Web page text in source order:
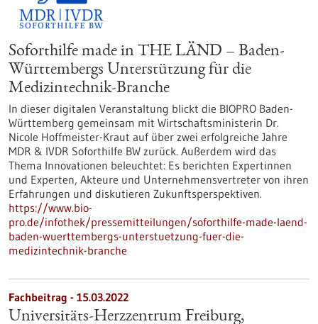
Soforthilfe made in THE LÄND – Baden-
Württembergs Unterstützung für die
Medizintechnik-Branche
In dieser digitalen Veranstaltung blickt die BIOPRO Baden-
Württemberg gemeinsam mit Wirtschaftsministerin Dr.
Nicole Hoffmeister-Kraut auf über zwei erfolgreiche Jahre
MDR & IVDR Soforthilfe BW zurück. Außerdem wird das
Thema Innovationen beleuchtet: Es berichten Expertinnen
und Experten, Akteure und Unternehmensvertreter von ihren
Erfahrungen und diskutieren Zukunftsperspektiven.
https://www.bio-
pro.de/infothek/pressemitteilungen/soforthilfe-made-laend-
baden-wuerttembergs-unterstuetzung-fuer-die-
medizintechnik-branche
Fachbeitrag - 15.03.2022
Universitäts-Herzzentrum Freiburg,